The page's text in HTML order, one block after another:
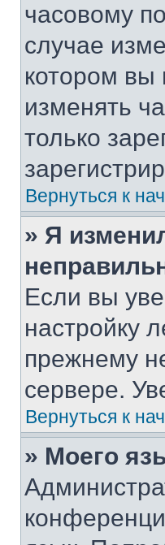
часовому
случае
котором вы
изменять
только
Вернуться к
» Я
Если вы
настройку
прежнему
сервере.
Вернуться к
» Моего